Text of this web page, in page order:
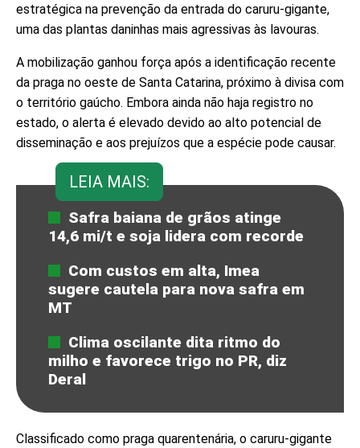
estratégica na prevenção da entrada do caruru-gigante,
uma das plantas daninhas mais agressivas às lavouras.
A mobilização ganhou força após a identificação recente
da praga no oeste de Santa Catarina, próximo à divisa com
o território gaúcho. Embora ainda não haja registro no
estado, o alerta é elevado devido ao alto potencial de
disseminação e aos prejuízos que a espécie pode causar.
LEIA MAIS:
Safra baiana de grãos atinge
14,6 mi/t e soja lidera com recorde
Com custos em alta, Imea
sugere cautela para nova safra em
MT
Clima oscilante dita ritmo do
milho e favorece trigo no PR, diz
Deral
Classificado como praga quarentenária, o caruru-gigante